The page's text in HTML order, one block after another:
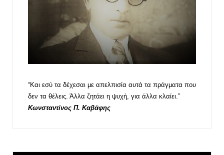
“Και εσύ τα δέχεσαι με απελπισία αυτά τα πράγματα που
δεν τα θέλεις. Άλλα ζητάει η ψυχή, για άλλα κλαίει.”
Κωνσταντίνος Π. Καβάφης